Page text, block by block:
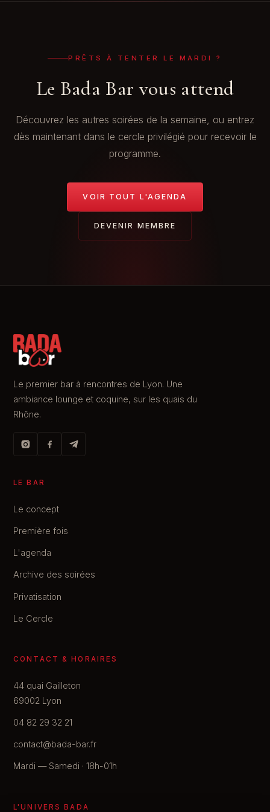
PRÊTS À TENTER LE MARDI ?
Le Bada Bar vous attend
Découvrez les autres soirées de la semaine, ou entrez
dès maintenant dans le cercle privilégié pour recevoir le
programme.
VOIR TOUT L'AGENDA
DEVENIR MEMBRE
Le premier bar à rencontres de Lyon. Une
ambiance lounge et coquine, sur les quais du
Rhône.
LE BAR
Le concept
Première fois
L'agenda
Archive des soirées
Privatisation
Le Cercle
CONTACT & HORAIRES
44 quai Gailleton
69002 Lyon
04 82 29 32 21
contact@bada-bar.fr
Mardi — Samedi · 18h-01h
L'UNIVERS BADA